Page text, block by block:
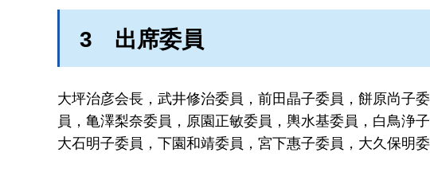
3 出席委員
大坪治彦会長，武井修治委員，前田晶子委員，餅原尚子
員，亀澤梨奈委員，原園正敏委員，輿水基委員，白鳥浄
大石明子委員，下園和靖委員，宮下惠子委員，大久保明